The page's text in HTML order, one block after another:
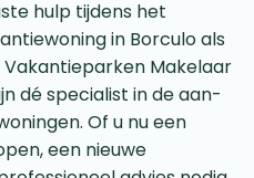
hulp tijdens het
in Borculo als
Makelaar
dé specialist in de aan-
Of u nu een
een nieuwe